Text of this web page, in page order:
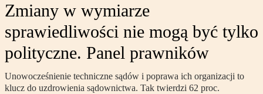
Zmiany w wymiarze
sprawiedliwości nie mogą być tylko
polityczne. Panel prawników
Unowocześnienie techniczne sądów i poprawa ich organizacji to
klucz do uzdrowienia sądownictwa. Tak twierdzi 62 proc.